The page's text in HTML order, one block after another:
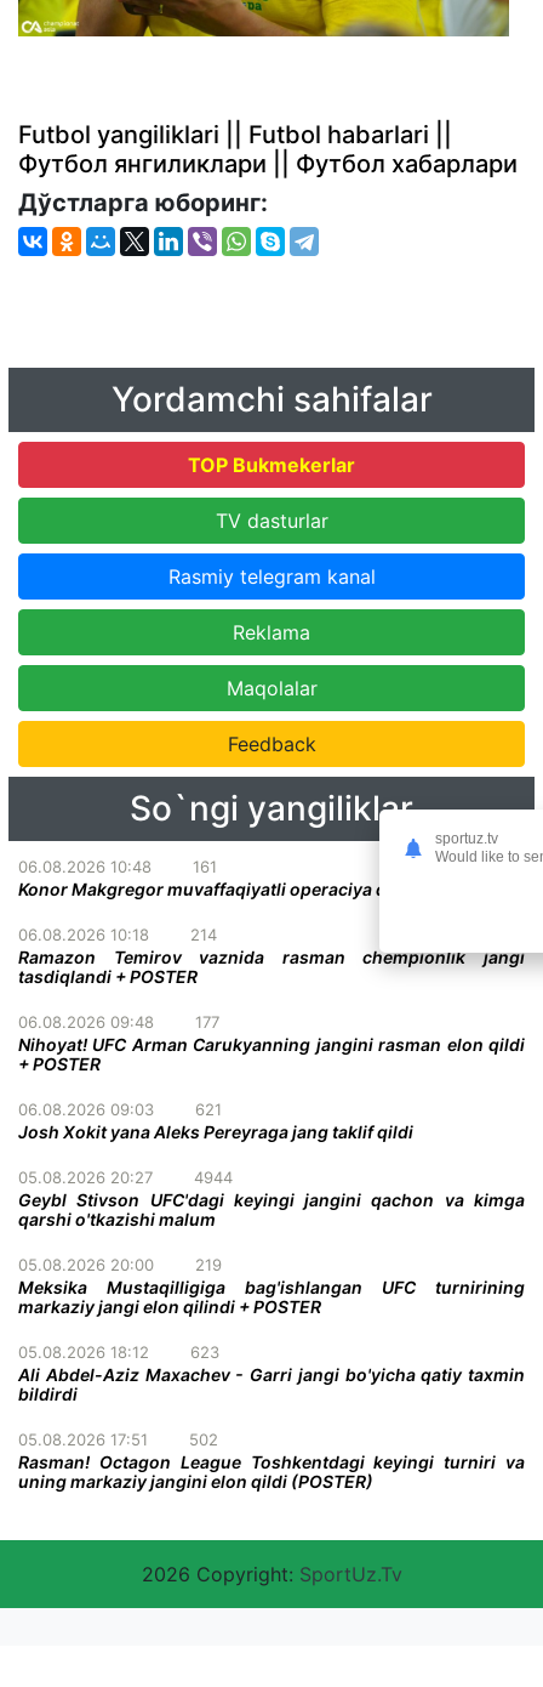
Futbol yangiliklari || Futbol habarlari ||
Футбол янгиликлари || Футбол хабарлари
Дўстларга юборинг:
Yordamchi sahifalar
TOP Bukmekerlar
TV dasturlar
Rasmiy telegram kanal
Reklama
Maqolalar
Feedback
So`ngi yangiliklar
06.08.2026 10:48 161
Konor Makgregor muvaffaqiyatli operaciya qilindi
06.08.2026 10:18 214
Ramazon Temirov vaznida rasman chempionlik jangi
tasdiqlandi + POSTER
06.08.2026 09:48 177
Nihoyat! UFC Arman Carukyanning jangini rasman elon qildi
+ POSTER
06.08.2026 09:03 621
Josh Xokit yana Aleks Pereyraga jang taklif qildi
05.08.2026 20:27 4944
Geybl Stivson UFC'dagi keyingi jangini qachon va kimga
qarshi o'tkazishi malum
05.08.2026 20:00 219
Meksika Mustaqilligiga bag'ishlangan UFC turnirining
markaziy jangi elon qilindi + POSTER
05.08.2026 18:12 623
Ali Abdel-Aziz Maxachev - Garri jangi bo'yicha qatiy taxmin
bildirdi
05.08.2026 17:51 502
Rasman! Octagon League Toshkentdagi keyingi turniri va
uning markaziy jangini elon qildi (POSTER)
2026 Copyright: SportUz.Tv
sportuz.tv
Would like to